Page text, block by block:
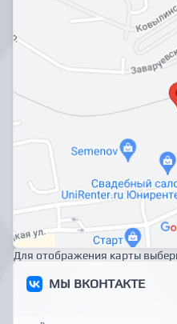
Для отображения карты
МЫ ВКОНТАКТЕ